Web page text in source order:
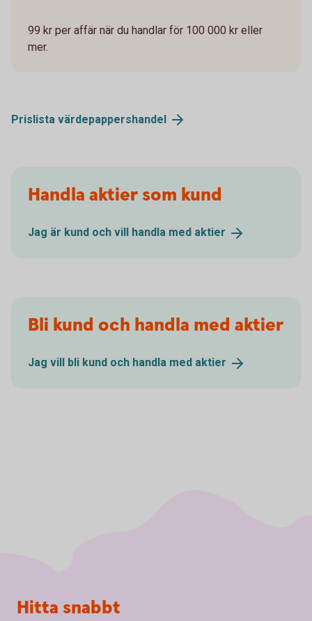
99 kr per affär när du handlar för 100 000 kr eller
mer.
Prislista värdepappershandel
Handla aktier som kund
Jag är kund och vill handla med aktier
Bli kund och handla med aktier
Jag vill bli kund och handla med aktier
Sidfot
Hitta snabbt